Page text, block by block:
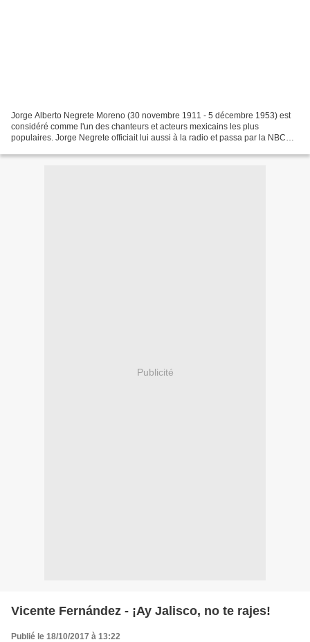
Jorge Alberto Negrete Moreno (30 novembre 1911 - 5 décembre 1953) est
considéré comme l'un des chanteurs et acteurs mexicains les plus
populaires. Jorge Negrete officiait lui aussi à la radio et passa par la NBC
Publicité
Vicente Fernández - ¡Ay Jalisco, no te rajes!
Publié le 18/10/2017 à 13:22